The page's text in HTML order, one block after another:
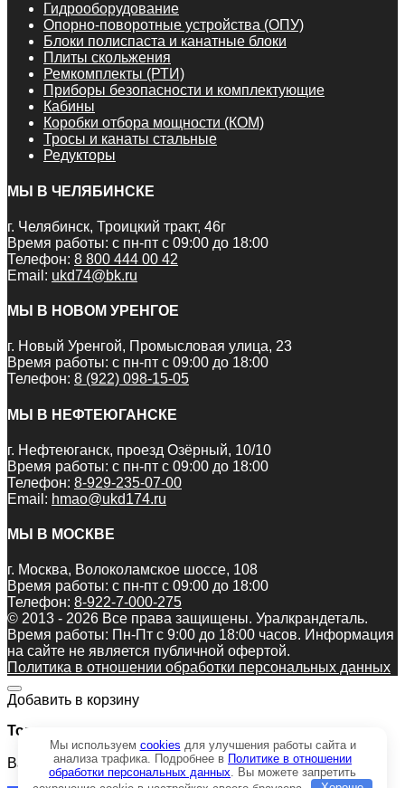
Гидрооборудование
Опорно-поворотные устройства (ОПУ)
Блоки полиспаста и канатные блоки
Плиты скольжения
Ремкомплекты (РТИ)
Приборы безопасности и комплектующие
Кабины
Коробки отбора мощности (КОМ)
Тросы и канаты стальные
Редукторы
МЫ В ЧЕЛЯБИНСКЕ
г. Челябинск, Троицкий тракт, 46г
Время работы: с пн-пт с 09:00 до 18:00
Телефон: 8 800 444 00 42
Email: ukd74@bk.ru
МЫ В НОВОМ УРЕНГОЕ
г. Новый Уренгой, Промысловая улица, 23
Время работы: с пн-пт с 09:00 до 18:00
Телефон: 8 (922) 098-15-05
МЫ В НЕФТЕЮГАНСКЕ
г. Нефтеюганск, проезд Озёрный, 10/10
Время работы: с пн-пт с 09:00 до 18:00
Телефон: 8-929-235-07-00
Email: hmao@ukd174.ru
МЫ В МОСКВЕ
г. Москва, Волоколамское шоссе, 108
Время работы: с пн-пт с 09:00 до 18:00
Телефон: 8-922-7-000-275
© 2013 - 2026 Все права защищены. Уралкрандеталь.
Время работы: Пн-Пт c 9:00 до 18:00 часов. Информация
на сайте не является публичной офертой.
Политика в отношении обработки персональных данных
Добавить в корзину
Товар:
Валик 50-12-683
Мы используем cookies для улучшения работы сайта и
анализа трафика. Подробнее в Политике в отношении
обработки персональных данных . Вы можете запретить